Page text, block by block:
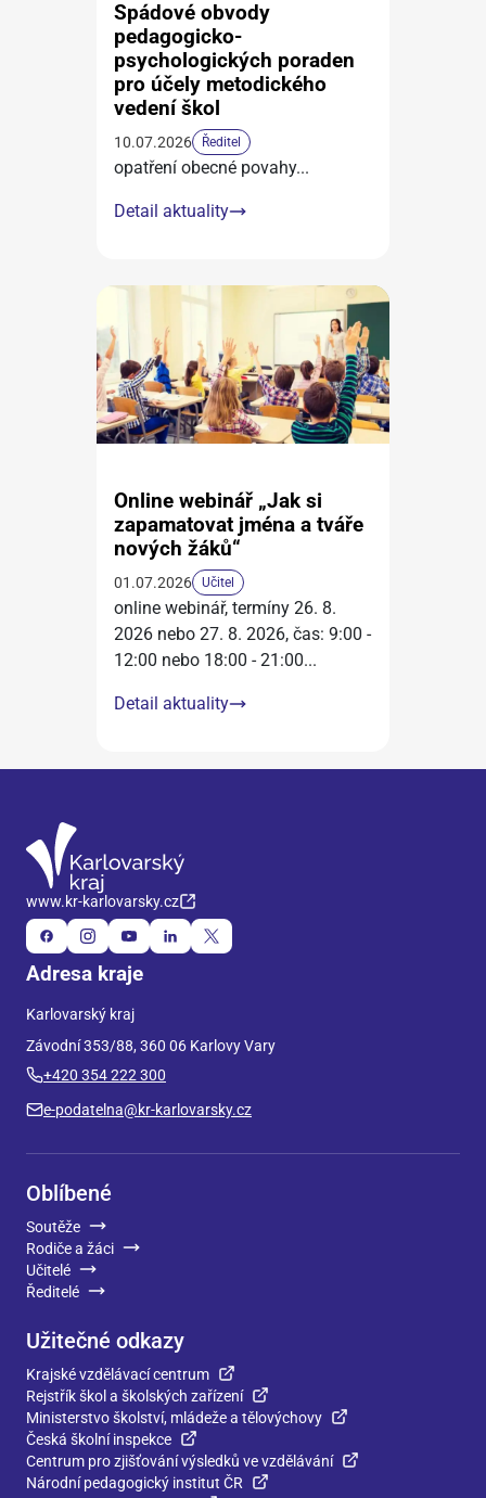
Spádové obvody
pedagogicko-
psychologických poraden
pro účely metodického
vedení škol
10.07.2026 Ředitel
opatření obecné povahy...
Detail aktuality
Online webinář „Jak si
zapamatovat jména a tváře
nových žáků“
01.07.2026 Učitel
online webinář, termíny 26. 8.
2026 nebo 27. 8. 2026, čas: 9:00 -
12:00 nebo 18:00 - 21:00...
Detail aktuality
www.kr-karlovarsky.cz
Adresa kraje
Karlovarský kraj
Závodní 353/88, 360 06 Karlovy Vary
+420 354 222 300
e-podatelna@kr-karlovarsky.cz
Oblíbené
Soutěže
Rodiče a žáci
Učitelé
Ředitelé
Užitečné odkazy
Krajské vzdělávací centrum
Rejstřík škol a školských zařízení
Ministerstvo školství, mládeže a tělovýchovy
Česká školní inspekce
Centrum pro zjišťování výsledků ve vzdělávání
Národní pedagogický institut ČR